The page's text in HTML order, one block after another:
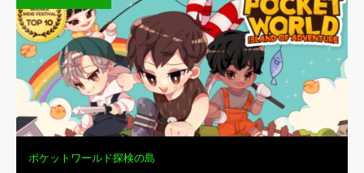
ポケットワールド探検の島